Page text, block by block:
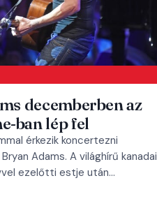
decemberben az
ban lép fel
érkezik koncertezni
Adams. A világhírű kanadai
ezelőtti estje után…